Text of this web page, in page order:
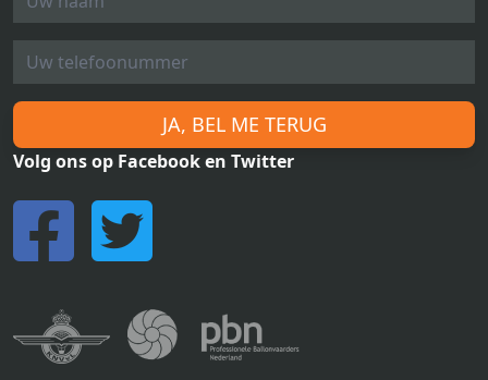
JA, BEL ME TERUG
Volg ons op Facebook en Twitter